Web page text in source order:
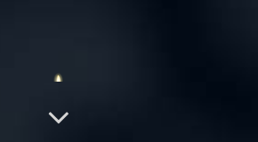
In unserem Herzen wirst du immer